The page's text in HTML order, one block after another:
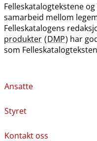
Felleskatalogtekstene
samarbeid mellom
Felleskatalogens
produkter (DMP) har
som
Ansatte
Styret
Kontakt oss